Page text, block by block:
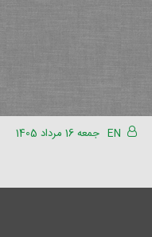
جمعه 16 مرداد 1405 EN